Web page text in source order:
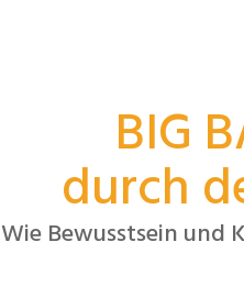
BIG
durch
Wie Bewusstsein und